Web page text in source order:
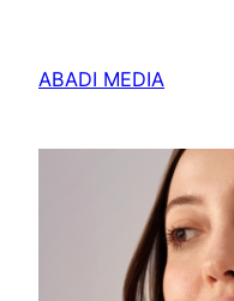
content
ABADI MEDIA